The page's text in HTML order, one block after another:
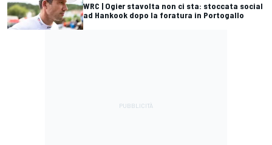
WRC | Ogier stavolta non ci sta: stoccata social
ad Hankook dopo la foratura in Portogallo